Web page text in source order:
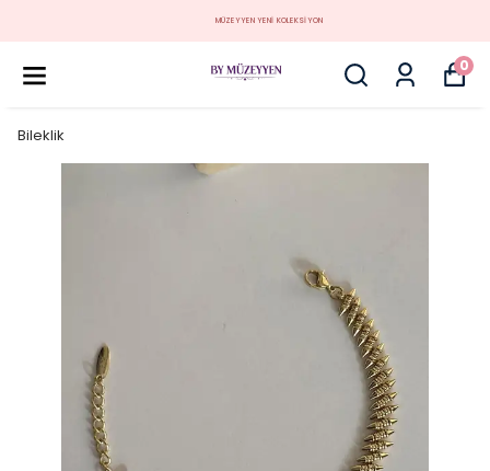
MÜZEYYEN YENİ KOLEKSİYON
0
Bileklik